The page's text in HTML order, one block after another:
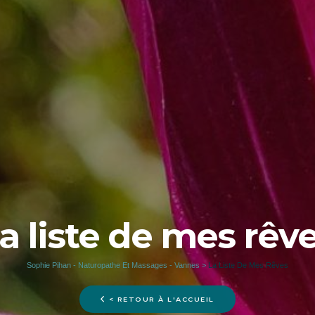
liste de mes
Sophie Pihan - Naturopathe Et Massages - Vannes > La Liste De Mes Rêves
< RETOUR À L'ACCUEIL